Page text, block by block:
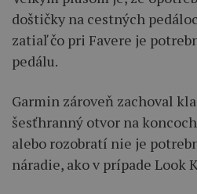
doštičky na cestných
zatiaľ čo pri Favere je
pedálu.
Garmin zároveň zachoval
šesťhranný otvor na
alebo rozobratí nie je
náradie, ako v prípade Look